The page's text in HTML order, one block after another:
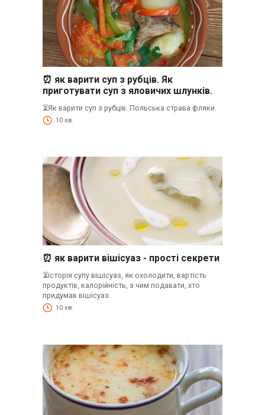
⏰ як варити суп з рубців. Як
приготувати суп з яловичих шлунків.
⏳Як варити суп з рубців. Польська страва фляки.
10 хв.
⏰ як варити вішісуаз - прості секрети
⏳історія супу вішісуаз, як охолодити, вартість
продуктів, калорійність, з чим подавати, хто
придумав вішісуаз.
10 хв.